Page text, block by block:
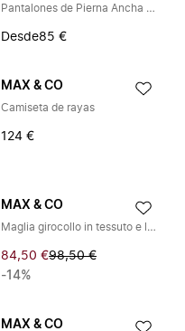
Pantalones de Pierna Ancha con Rayas Verticales
Desde85 €
MAX & CO
Camiseta de rayas
124 €
MAX & CO
Maglia girocollo in tessuto e logo
84,50 €98,50 €
-14%
MAX & CO